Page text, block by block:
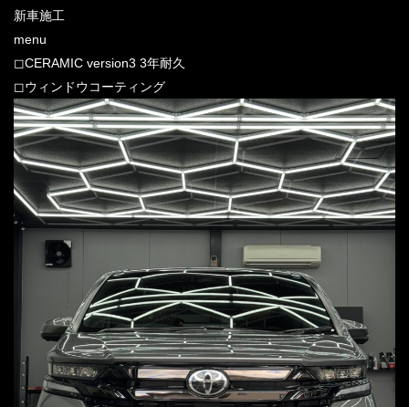
新車施工
menu
◻︎CERAMIC version3 3年耐久
◻︎ウィンドウコーティング